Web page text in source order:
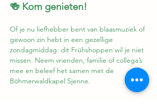
🍻 Kom genieten!
Of je nu liefhebber bent van blaasmuziek of
gewoon zin hebt in een gezellige
zondagmiddag: dit Frühshoppen wil je niet
missen. Neem vrienden, familie of collega’s
mee en beleef het samen met de
Böhmerwaldkapel Sjenne.